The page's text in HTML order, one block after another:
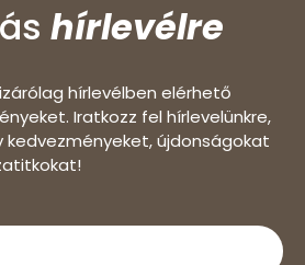
hírlevélre
hírlevélben elérhető
Iratkozz fel hírlevelünkre,
kedvezményeket, újdonságokat